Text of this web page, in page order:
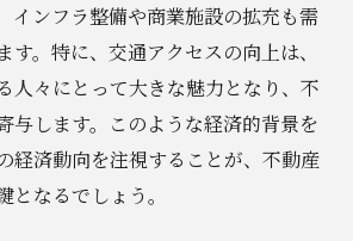
ミングの相関関係を理解する
けるプロフェッショナルの視点
例
の成功事例から学ぶ
インフラ整備や商業施設の拡充も需
す。特に、交通アクセスの向上は、
人々にとって大きな魅力となり、不
与します。このような経済的背景を
経済動向を注視することが、不動産
なるでしょう。